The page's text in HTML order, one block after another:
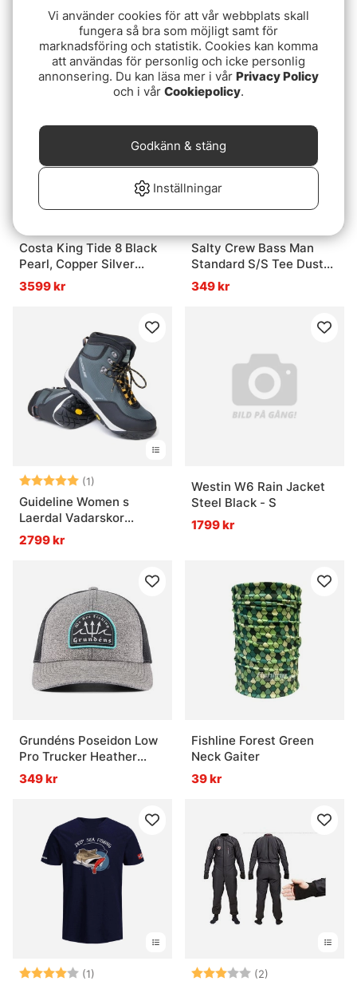
Westin Crecraw Cap -
Beige
349 kr
Guideline ULBC Rain
Jacket
2199 kr
Costa King Tide 8 Black
Pearl, Copper Silver
Mirror 580g
3599 kr
Salty Crew Bass Man
Standard S/S Tee Dusty
Olive
349 kr
Betyg: (1)
5.0 utav 5 stjärnor
Guideline Women s
Laerdal Vadarskor
Vibram
2799 kr
Westin W6 Rain Jacket
Steel Black - S
1799 kr
Grundéns Poseidon Low
Pro Trucker Heather
Charcoal
349 kr
Fishline Forest Green
Neck Gaiter
39 kr
Betyg: (1)
4.0 utav 5 stjärnorBetyg: (2)
Vi använder cookies för att vår webbplats skall
fungera så bra som möjligt samt för
marknadsföring och statistik. Cookies kan komma
att användas för personlig och icke personlig
annonsering. Du kan läsa mer i vår Privacy Policy
och i vår Cookiepolicy.
Inställningar
Godkänn & stäng